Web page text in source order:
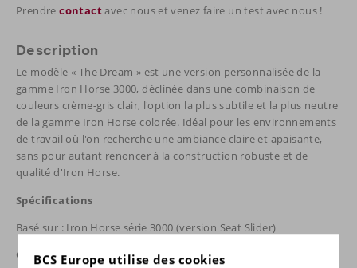
BCS Europe utilise des cookies
Prendrecontactavec nous et venez faire un test avec nous !
Description
Le modèle « The Dream » est une version personnalisée de la
gamme Iron Horse 3000, déclinée dans une combinaison de
couleurs crème-gris clair, l'option la plus subtile et la plus neutre
de la gamme Iron Horse colorée. Idéal pour les environnements
de travail où l'on recherche une ambiance claire et apaisante,
sans pour autant renoncer à la construction robuste et de
qualité d'Iron Horse.
Spécifications
Basé sur : Iron Horse série 3000 (version Seat Slider)
Capacité de charge : jusqu'à 136 kg